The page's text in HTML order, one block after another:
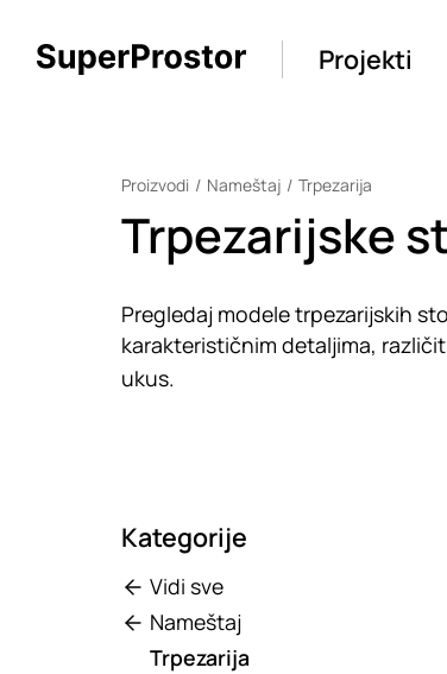
Projekti
Proizvodi Nameštaj Trpezarija
Trpezarijske
Pregledaj modele trpezarijskih
karakterističnim detaljima,
ukus.
Kategorije
Vidi sve
Nameštaj
Trpezarija